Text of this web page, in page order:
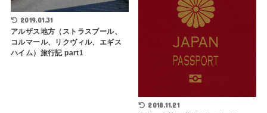
2019.01.31
アルザス地方（ストラスブール、
コルマール、リクヴィル、エギス
ハイム）旅行記 part1
2018.11.21